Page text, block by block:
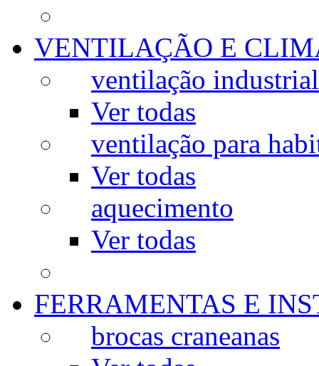
VENTILAÇÃO E
ventilação industrial
Ver todas
ventilação para
Ver todas
aquecimento
Ver todas
FERRAMENTAS E
brocas craneanas